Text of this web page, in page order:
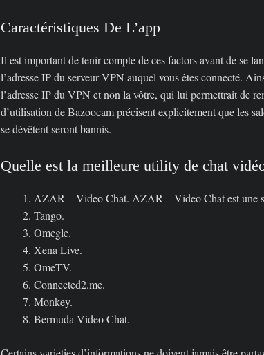
Caractéristiques De L’app
Il est important de tenir compte de ces factors avant de se
l’adresse IP du serveur VPN auquel vous êtes connecté.
l’adresse IP du VPN et non la vôtre, qui lui permettrait de
d’utilisation de Bazoocam précisent explicitement que les
se dévêtent seront bannis.
Quelle est la meilleure utility de chat
AZAR – Video Chat. AZAR – Video Chat est une
Tango.
Omegle.
Xena Live.
OmeTV.
Connected2.me.
Monkey.
Bermuda Video Chat.